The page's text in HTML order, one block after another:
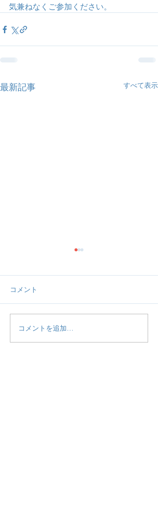
気兼ねなくご参加ください。
最新記事 すべて表示
【活動報告】食道癌術後
患者さん教室に参加しま
コメント
コメントを追加…